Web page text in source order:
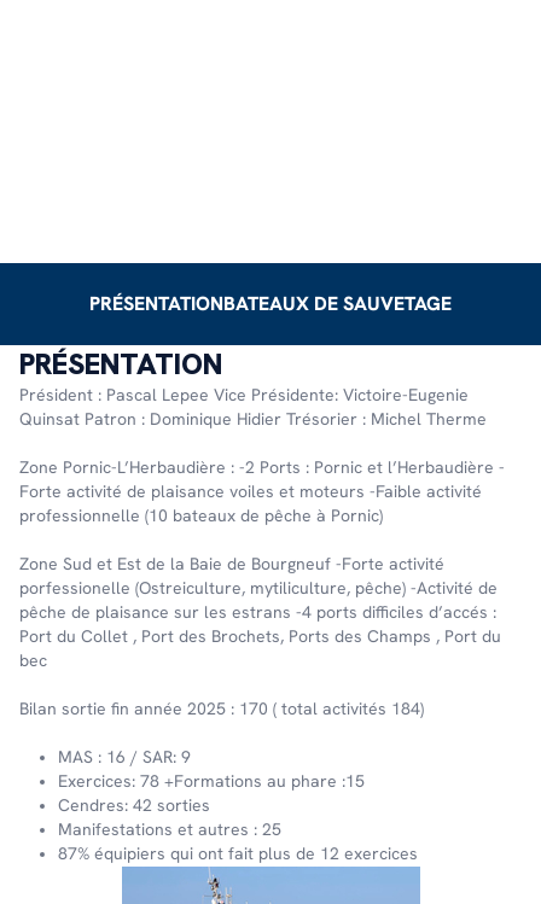
PRÉSENTATIONBATEAUX DE SAUVETAGE
PRÉSENTATION
Président : Pascal Lepee Vice Présidente: Victoire-Eugenie
Quinsat Patron : Domi­nique Hidier Tréso­rier : Michel Therme
Zone Pornic-L’Herbaudière : -2 Ports : Pornic et l’Herbaudière -
Forte activité de plaisance voiles et moteurs -Faible activité
professionnelle (10 bateaux de pêche à Pornic)
Zone Sud et Est de la Baie de Bourgneuf -Forte activité
porfessionelle (Ostreiculture, mytiliculture, pêche) -Activité de
pêche de plaisance sur les estrans -4 ports difficiles d’accés :
Port du Collet , Port des Brochets, Ports des Champs , Port du
bec
Bilan sortie fin année 2025 : 170 ( total activités 184)
MAS : 16 / SAR: 9
Exercices: 78 +Formations au phare :15
Cendres: 42 sorties
Manifestations et autres : 25
87% équipiers qui ont fait plus de 12 exercices